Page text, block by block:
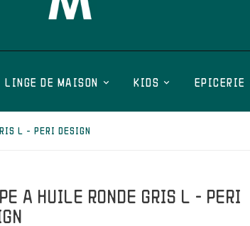
LINGE DE MAISON KIDS EPICERIE
L - PERI DESIGN
A HUILE RONDE GRIS L - PERI